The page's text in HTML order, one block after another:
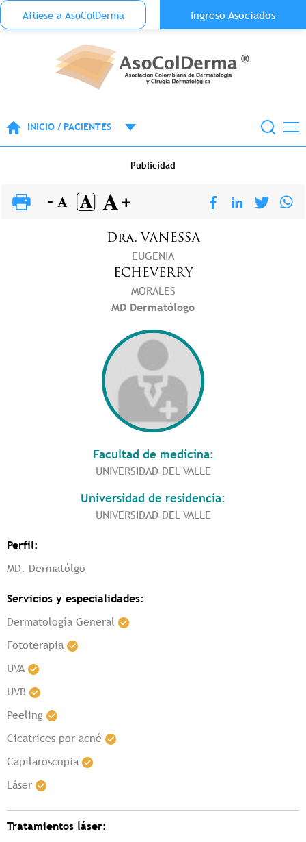
Pasar al contenido principal
Menu Top Anónimo
Aflíese a AsoColDerma Ingreso Asociados
INICIO / PACIENTES
Publicidad
Dra. VANESSA
EUGENIA
ECHEVERRY
MORALES
MD Dermatólogo
Facultad de medicina:
UNIVERSIDAD DEL VALLE
Universidad de residencia:
UNIVERSIDAD DEL VALLE
Perfil:
MD. Dermatólgo
Servicios y especialidades:
Dermatología General
Fototerapia
UVA
UVB
Peeling
Cicatrices por acné
Capilaroscopia
Láser
Tratamientos láser: